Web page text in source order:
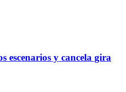
escenarios y cancela gira